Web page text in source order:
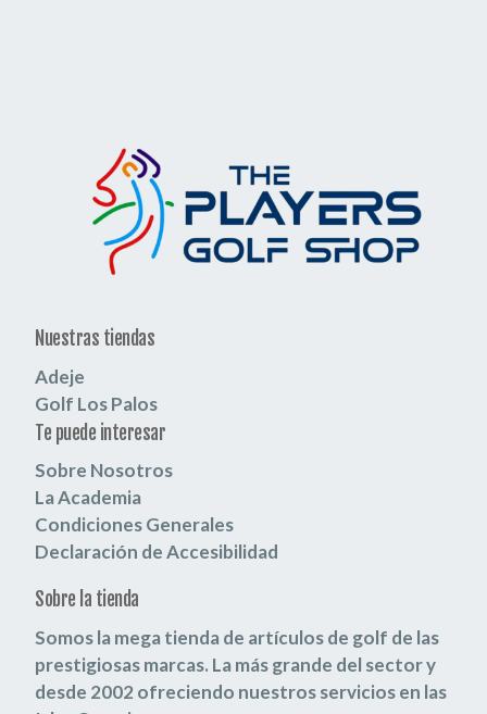
Nuestras tiendas
Adeje
Golf Los Palos
Te puede interesar
Sobre Nosotros
La Academia
Condiciones Generales
Declaración de Accesibilidad
Sobre la tienda
Somos la mega tienda de artículos de golf de las
prestigiosas marcas. La más grande del sector y
desde 2002 ofreciendo nuestros servicios en las